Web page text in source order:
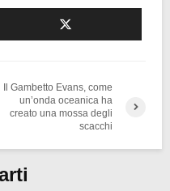
Il Gambetto Evans, come
un’onda oceanica ha
creato una mossa degli
scacchi